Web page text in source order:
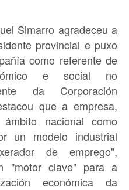
Simarro agradeceu a
provincial e puxo
como referente de
e social no
da Corporación
que a empresa,
nacional como
un modelo industrial
de emprego",
"motor clave" para a
económica da